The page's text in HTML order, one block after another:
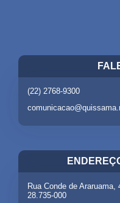
(22) 2768-9300
Rua Conde de
28.735-000